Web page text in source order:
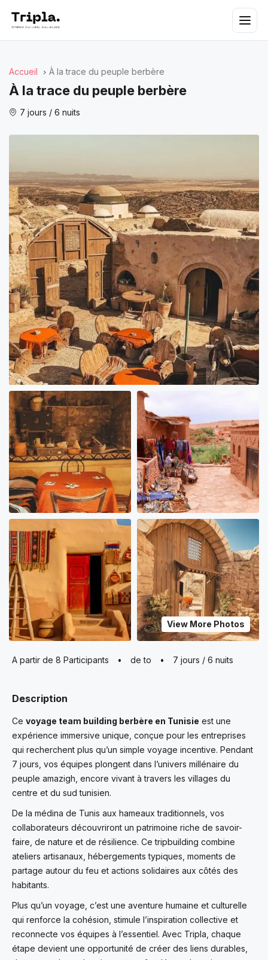
Accueil À la trace du peuple berbère
À la trace du peuple berbère
7 jours / 6 nuits
View More Photos
A partir de 8 Participants • de to • 7 jours / 6 nuits
Description
Ce voyage team building berbère en Tunisie est une
expérience immersive unique, conçue pour les entreprises
qui recherchent plus qu’un simple voyage incentive. Pendant
7 jours, vos équipes plongent dans l’univers millénaire du
peuple amazigh, encore vivant à travers les villages du
centre et du sud tunisien.
De la médina de Tunis aux hameaux traditionnels, vos
collaborateurs découvriront un patrimoine riche de savoir-
faire, de nature et de résilience. Ce tripbuilding combine
ateliers artisanaux, hébergements typiques, moments de
partage autour du feu et actions solidaires aux côtés des
habitants.
Plus qu’un voyage, c’est une aventure humaine et culturelle
qui renforce la cohésion, stimule l’inspiration collective et
reconnecte vos équipes à l’essentiel. Avec Tripla, chaque
étape devient une opportunité de créer des liens durables,